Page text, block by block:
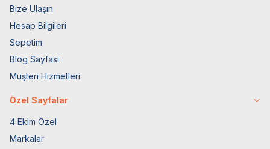
Bize Ulaşın
Hesap Bilgileri
Sepetim
Blog Sayfası
Müşteri Hizmetleri
Özel Sayfalar
4 Ekim Özel
Markalar